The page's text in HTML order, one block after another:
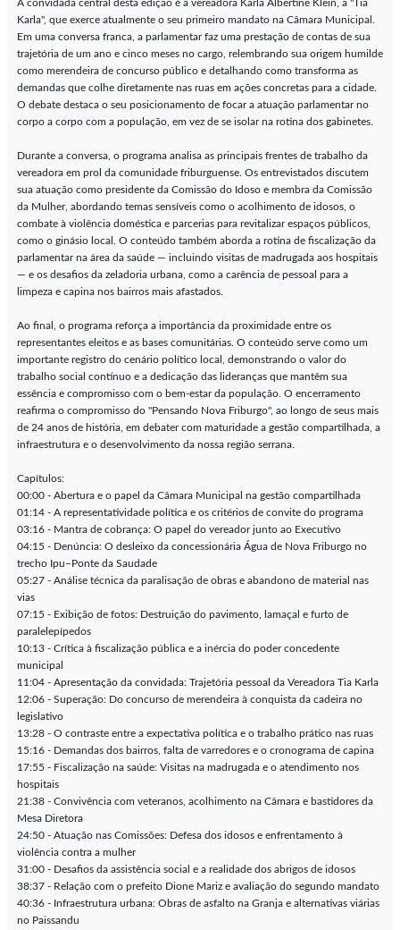
A convidada central desta edição é a vereadora Karla Albertine Klein, a "Tia
Karla", que exerce atualmente o seu primeiro mandato na Câmara Municipal.
Em uma conversa franca, a parlamentar faz uma prestação de contas de sua
trajetória de um ano e cinco meses no cargo, relembrando sua origem humilde
como merendeira de concurso público e detalhando como transforma as
demandas que colhe diretamente nas ruas em ações concretas para a cidade.
O debate destaca o seu posicionamento de focar a atuação parlamentar no
corpo a corpo com a população, em vez de se isolar na rotina dos gabinetes.
Durante a conversa, o programa analisa as principais frentes de trabalho da
vereadora em prol da comunidade friburguense. Os entrevistados discutem
sua atuação como presidente da Comissão do Idoso e membra da Comissão
da Mulher, abordando temas sensíveis como o acolhimento de idosos, o
combate à violência doméstica e parcerias para revitalizar espaços públicos,
como o ginásio local. O conteúdo também aborda a rotina de fiscalização da
parlamentar na área da saúde — incluindo visitas de madrugada aos hospitais
— e os desafios da zeladoria urbana, como a carência de pessoal para a
limpeza e capina nos bairros mais afastados.
Ao final, o programa reforça a importância da proximidade entre os
representantes eleitos e as bases comunitárias. O conteúdo serve como um
importante registro do cenário político local, demonstrando o valor do
trabalho social contínuo e a dedicação das lideranças que mantêm sua
essência e compromisso com o bem-estar da população. O encerramento
reafirma o compromisso do "Pensando Nova Friburgo", ao longo de seus mais
de 24 anos de história, em debater com maturidade a gestão compartilhada, a
infraestrutura e o desenvolvimento da nossa região serrana.
Capítulos:
00:00 - Abertura e o papel da Câmara Municipal na gestão compartilhada
01:14 - A representatividade política e os critérios de convite do programa
03:16 - Mantra de cobrança: O papel do vereador junto ao Executivo
04:15 - Denúncia: O desleixo da concessionária Água de Nova Friburgo no
trecho Ipu–Ponte da Saudade
05:27 - Análise técnica da paralisação de obras e abandono de material nas
vias
07:15 - Exibição de fotos: Destruição do pavimento, lamaçal e furto de
paralelepípedos
10:13 - Crítica à fiscalização pública e a inércia do poder concedente
municipal
11:04 - Apresentação da convidada: Trajetória pessoal da Vereadora Tia Karla
12:06 - Superação: Do concurso de merendeira à conquista da cadeira no
legislativo
13:28 - O contraste entre a expectativa política e o trabalho prático nas ruas
15:16 - Demandas dos bairros, falta de varredores e o cronograma de capina
17:55 - Fiscalização na saúde: Visitas na madrugada e o atendimento nos
hospitais
21:38 - Convivência com veteranos, acolhimento na Câmara e bastidores da
Mesa Diretora
24:50 - Atuação nas Comissões: Defesa dos idosos e enfrentamento à
violência contra a mulher
31:00 - Desafios da assistência social e a realidade dos abrigos de idosos
38:37 - Relação com o prefeito Dione Mariz e avaliação do segundo mandato
40:36 - Infraestrutura urbana: Obras de asfalto na Granja e alternativas viárias
no Paissandu